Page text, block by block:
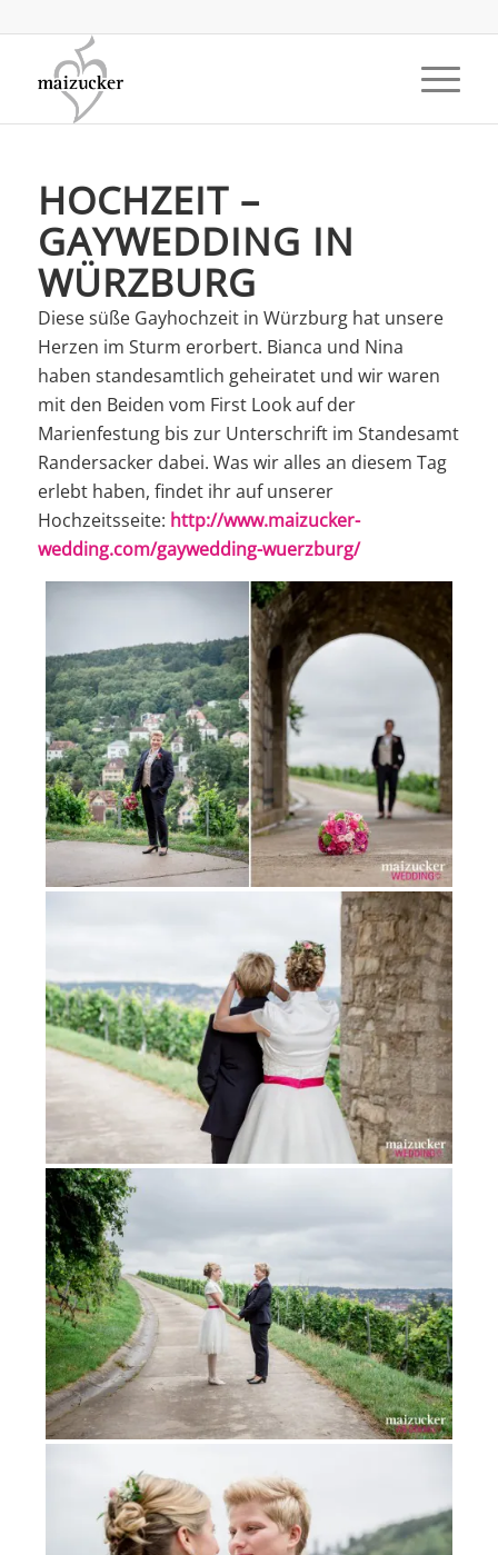
HOCHZEIT –
GAYWEDDING IN
WÜRZBURG
Diese süße Gayhochzeit in Würzburg hat unsere
Herzen im Sturm erorbert. Bianca und Nina
haben standesamtlich geheiratet und wir waren
mit den Beiden vom First Look auf der
Marienfestung bis zur Unterschrift im Standesamt
Randersacker dabei. Was wir alles an diesem Tag
erlebt haben, findet ihr auf unserer
Hochzeitsseite: http://www.maizucker-
wedding.com/gaywedding-wuerzburg/